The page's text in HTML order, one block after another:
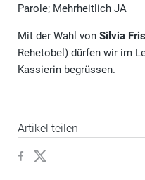
Parole; Mehrheitlich JA
Mit der Wahl von Silvia
Rehetobel) dürfen wir im
Kassierin begrüssen.
Artikel teilen